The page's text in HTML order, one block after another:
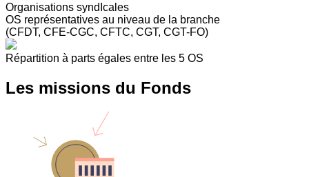
Organisations syndIcales
OS représentatives au niveau de la branche
(CFDT, CFE-CGC, CFTC, CGT, CGT-FO)
Répartition à parts égales entre les 5 OS
Les missions du Fonds